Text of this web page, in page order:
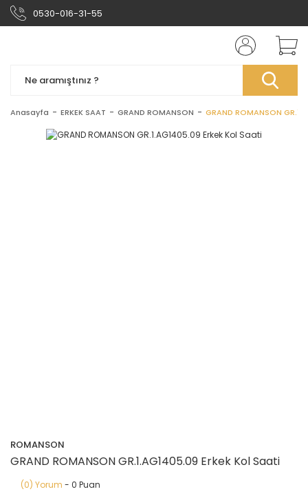
0530-016-31-55
Anasayfa ERKEK SAAT GRAND ROMANSON GRAND ROMANSON
ROMANSON
GRAND ROMANSON GR.1.AG1405.09 Erkek Kol Saati
(0) Yorum - 0 Puan